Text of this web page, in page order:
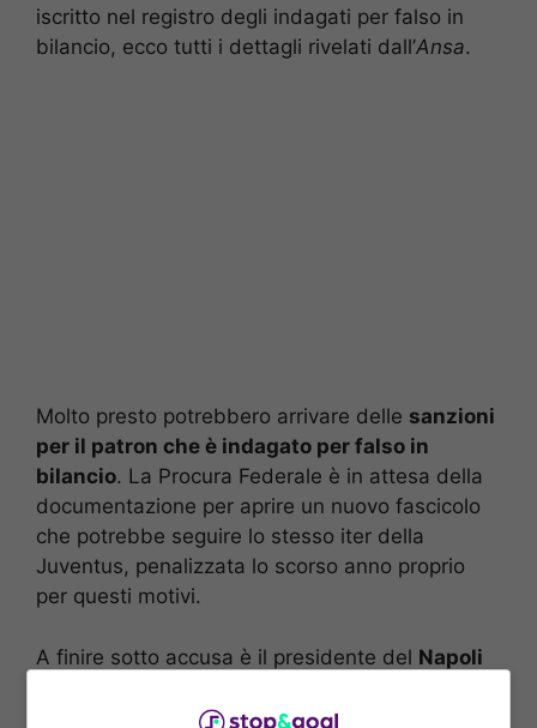
iscritto nel registro degli indagati per falso in
bilancio, ecco tutti i dettagli rivelati dall’Ansa.
Molto presto potrebbero arrivare delle sanzioni
per il patron che è indagato per falso in
bilancio. La Procura Federale è in attesa della
documentazione per aprire un nuovo fascicolo
che potrebbe seguire lo stesso iter della
Juventus, penalizzata lo scorso anno proprio
per questi motivi.
A finire sotto accusa è il presidente del Napoli
Osimhen con il Lille. La vicenda è stata